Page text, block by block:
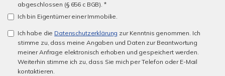
abgeschlossen (§ 656 c BGB). *
Ich bin Eigentümer einer Immobilie.
Ich habe die Datenschutzerklärung zur Kenntnis genommen. Ich
stimme zu, dass meine Angaben und Daten zur Beantwortung
meiner Anfrage elektronisch erhoben und gespeichert werden.
Weiterhin stimme ich zu, dass Sie mich per Telefon oder E-Mail
kontaktieren.